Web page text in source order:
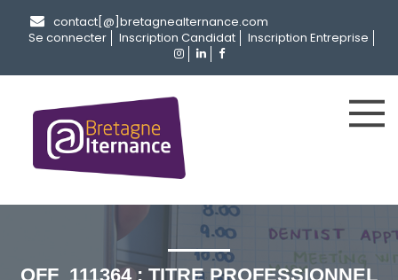
contact[@]bretagnealternance.com
Se connecter
Inscription Candidat Inscription Entreprise
OFF_111364 : TITRE PROFESSIONNEL